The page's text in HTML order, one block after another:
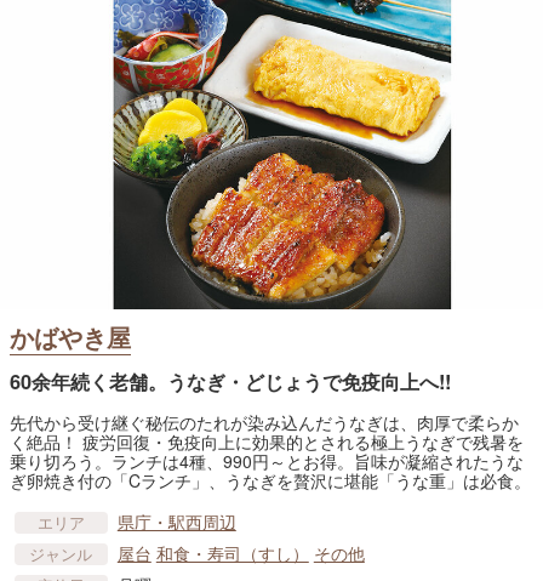
かばやき屋
60余年続く老舗。うなぎ・どじょうで免疫向上へ!!
先代から受け継ぐ秘伝のたれが染み込んだうなぎは、肉厚で柔らか
く絶品！ 疲労回復・免疫向上に効果的とされる極上うなぎで残暑を
乗り切ろう。ランチは4種、990円～とお得。旨味が凝縮されたうな
ぎ卵焼き付の「Cランチ」、うなぎを贅沢に堪能「うな重」は必食。
エリア 県庁・駅西周辺
ジャンル 屋台 和食・寿司（すし） その他